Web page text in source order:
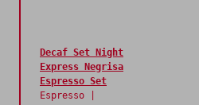
Decaf Set Night
Express Negrisa
Espresso Set
Espresso |